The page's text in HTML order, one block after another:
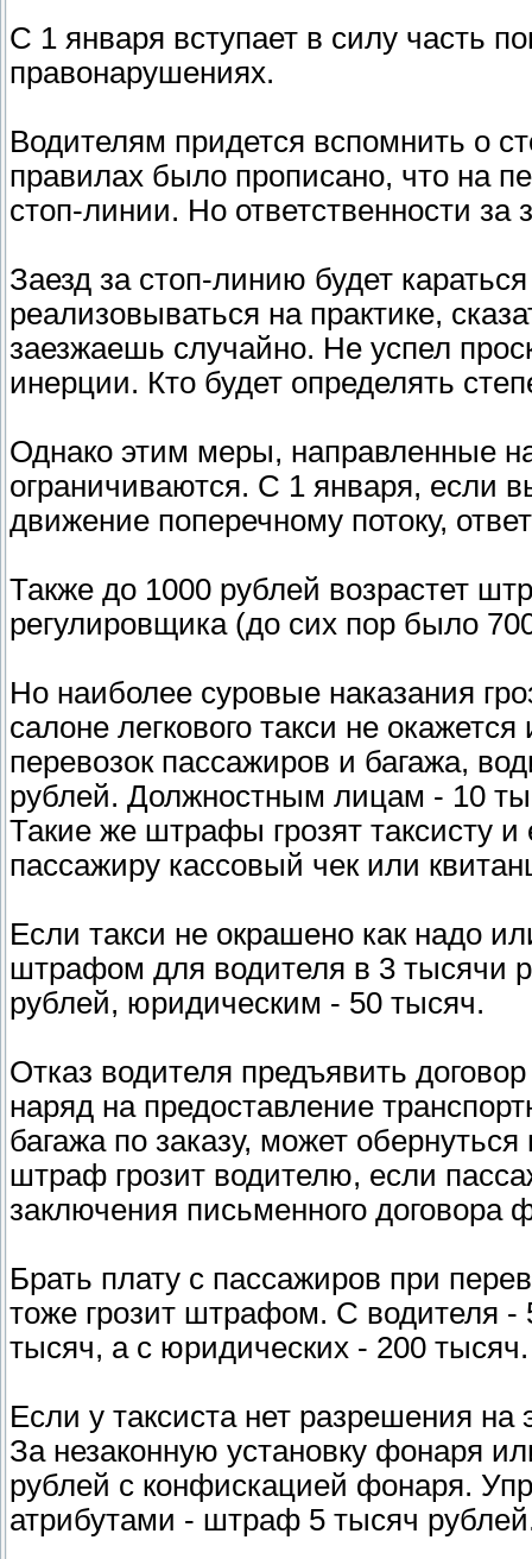
С 1 января вступает в силу часть
правонарушениях.
Водителям придется вспомнить о
правилах было прописано, что на
стоп-линии. Но ответственности
Заезд за стоп-линию будет
реализовываться на практике,
заезжаешь случайно. Не успел
инерции. Кто будет определять
Однако этим меры, направленные
ограничиваются. С 1 января, если
движение поперечному потоку,
Также до 1000 рублей возрастет
регулировщика (до сих пор было
Но наиболее суровые наказания
салоне легкового такси не
перевозок пассажиров и багажа,
рублей. Должностным лицам - 10
Такие же штрафы грозят таксисту
пассажиру кассовый чек или
Если такси не окрашено как надо
штрафом для водителя в 3 тысячи
рублей, юридическим - 50 тысяч.
Отказ водителя предъявить
наряд на предоставление
багажа по заказу, может
штраф грозит водителю, если
заключения письменного договора
Брать плату с пассажиров при
тоже грозит штрафом. С водителя
тысяч, а с юридических - 200 тысяч.
Если у таксиста нет разрешения
За незаконную установку фонаря
рублей с конфискацией фонаря.
атрибутами - штраф 5 тысяч